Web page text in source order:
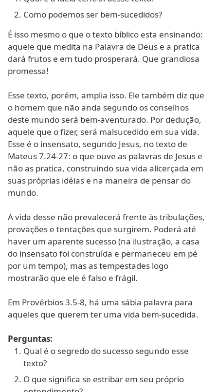
Como podemos ser bem-sucedidos?
É isso mesmo o que o texto bíblico esta ensinando:
aquele que medita na Palavra de Deus e a pratica
dará frutos e em tudo prosperará. Que grandiosa
promessa!
Esse texto, porém, amplia isso. Ele também diz que
o homem que não anda segundo os conselhos
deste mundo será bem-aventurado. Por dedução,
aquele que o fizer, será malsucedido em sua vida.
Esse é o insensato, segundo Jesus, no texto de
Mateus 7.24-27: o que ouve as palavras de Jesus e
não as pratica, construindo sua vida alicerçada em
suas próprias idéias e na maneira de pensar do
mundo.
A vida desse não prevalecerá frente às tribulações,
provações e tentações que surgirem. Poderá até
haver um aparente sucesso (na ilustração, a casa
do insensato foi construída e permaneceu em pé
por um tempo), mas as tempestades logo
mostrarão que ele é falso e frágil.
Em Provérbios 3.5-8, há uma sábia palavra para
aqueles que querem ter uma vida bem-sucedida.
Perguntas:
Qual é o segredo do sucesso segundo esse
texto?
O que significa se estribar em seu próprio